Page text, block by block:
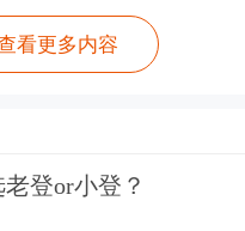
口、30%的液化
对全球原油贸易
看更多内容
登or小登？